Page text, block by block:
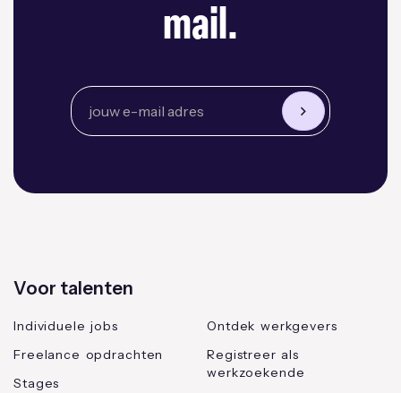
mail.
Voor talenten
Individuele jobs
Freelance opdrachten
Stages
Ontdek werkgevers
Registreer als
werkzoekende